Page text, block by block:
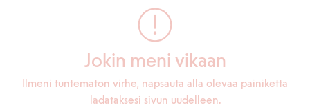
Jokin meni vikaan
Ilmeni tuntematon virhe, napsauta alla olevaa painiketta
ladataksesi sivun uudelleen.